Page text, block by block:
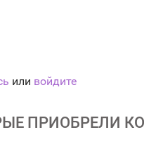
или войдите
ПРИОБРЕЛИ